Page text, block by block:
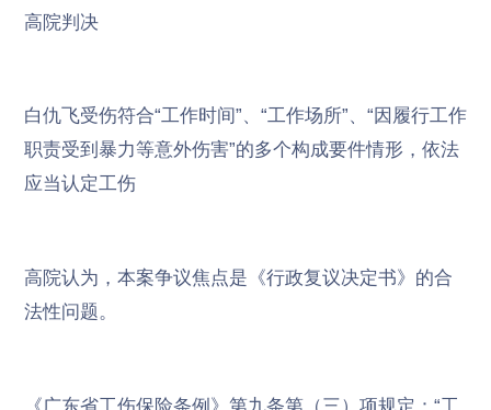
高院判决
白仇飞受伤符合“工作时间”、“工作场所”、“因履行工作
职责受到暴力等意外伤害”的多个构成要件情形，依法
应当认定工伤
高院认为，本案争议焦点是《行政复议决定书》的合
法性问题。